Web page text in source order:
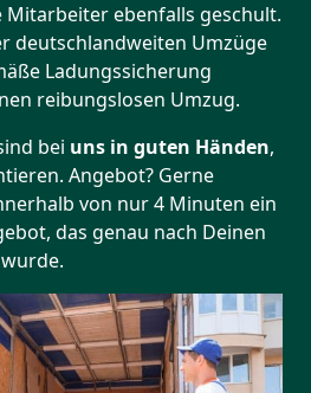
ebenfalls geschult.
deutschlandweiten Umzüge
Ladungssicherung
reibungslosen Umzug.
bei uns in guten Händen,
Angebot? Gerne
von nur 4 Minuten ein
das genau nach Deinen